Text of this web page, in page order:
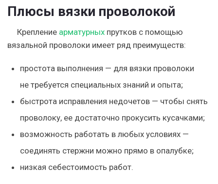
Плюсы вязки проволокой
Крепление арматурных прутков с помощью
вязальной проволоки имеет ряд преимуществ:
простота выполнения — для вязки проволоки
не требуется специальных знаний и опыта;
быстрота исправления недочетов — чтобы снять
проволоку, ее достаточно прокусить кусачками;
возможность работать в любых условиях —
соединять стержни можно прямо в опалубке;
низкая себестоимость работ.